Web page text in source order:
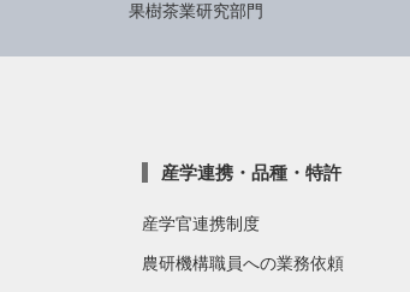
果樹茶業研究部門
産学連携・品種・特許
産学官連携制度
農研機構職員への業務依頼